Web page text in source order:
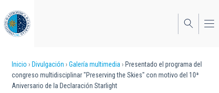
al
contenido
principal
Sobrescribir
enlaces
Inicio Divulgación Galería multimedia
Presentado el programa del
congreso multidisciplinar "Preserving the Skies" con motivo del 10ª
Aniversario de la Declaración Starlight